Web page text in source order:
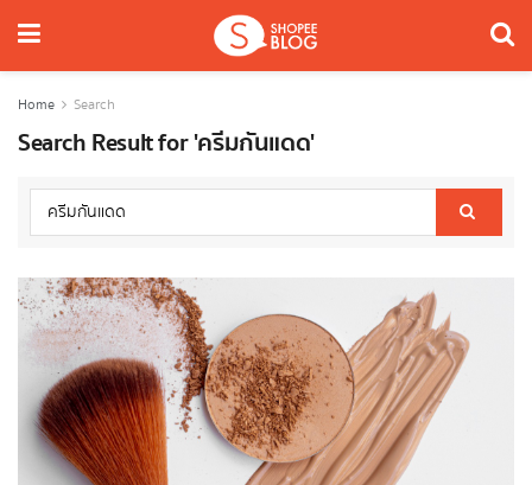
Home Search
Search Result for 'ครีมกันแดด'